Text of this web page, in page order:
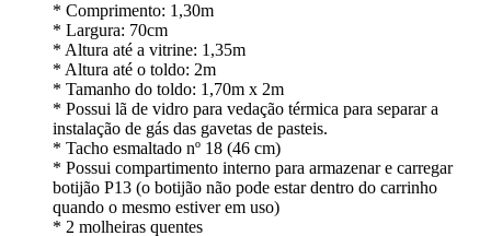
* Comprimento: 1,30m
* Largura: 70cm
* Altura até a vitrine: 1,35m
* Altura até o toldo: 2m
* Tamanho do toldo: 1,70m x 2m
* Possui lã de vidro para vedação térmica para separar a
instalação de gás das gavetas de pasteis.
* Tacho esmaltado nº 18 (46 cm)
* Possui compartimento interno para armazenar e carregar
botijão P13 (o botijão não pode estar dentro do carrinho
quando o mesmo estiver em uso)
* 2 molheiras quentes